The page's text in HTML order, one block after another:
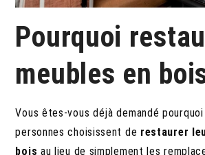
Pourquoi
meubles en
Vous êtes-vous déjà demandé
personnes choisissent de restaurer
bois au lieu de simplement les